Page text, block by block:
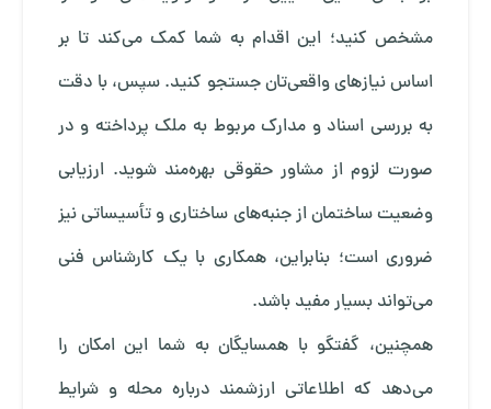
مشخص کنید؛ این اقدام به شما کمک می‌کند تا بر
اساس نیازهای واقعی‌تان جستجو کنید. سپس، با دقت
به بررسی اسناد و مدارک مربوط به ملک پرداخته و در
صورت لزوم از مشاور حقوقی بهره‌مند شوید. ارزیابی
وضعیت ساختمان از جنبه‌های ساختاری و تأسیساتی نیز
ضروری است؛ بنابراین، همکاری با یک کارشناس فنی
می‌تواند بسیار مفید باشد.
همچنین، گفتگو با همسایگان به شما این امکان را
می‌دهد که اطلاعاتی ارزشمند درباره محله و شرایط